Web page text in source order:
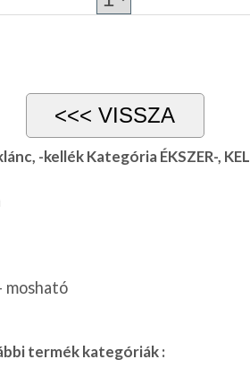
-kellék Kategória ÉKSZER-,
mosható
termék kategóriák :